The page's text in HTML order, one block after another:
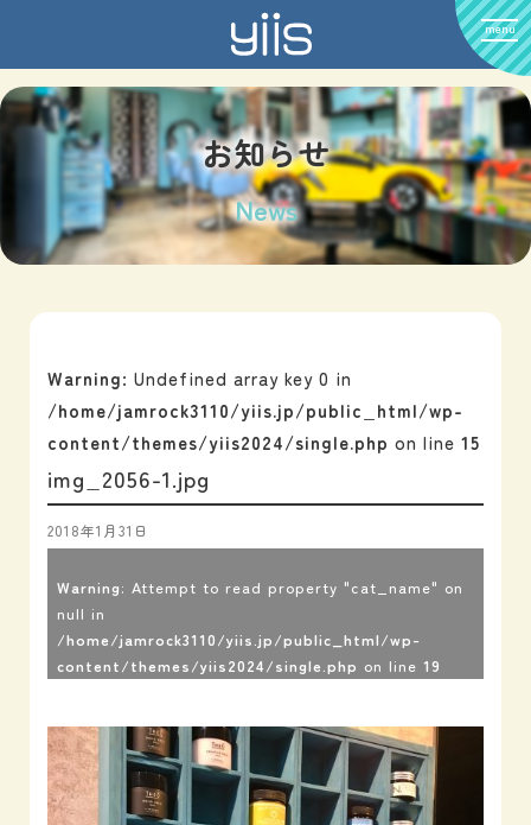
お知らせ
News
Warning: Undefined array key 0 in
/home/jamrock3110/yiis.jp/public_html/wp-
content/themes/yiis2024/single.php on line 15
img_2056-1.jpg
2018年1月31日
Warning: Attempt to read property "cat_name" on
null in
/home/jamrock3110/yiis.jp/public_html/wp-
content/themes/yiis2024/single.php on line 19
menu